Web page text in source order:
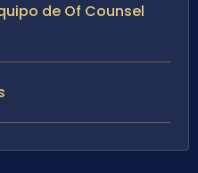
de Of Counsel